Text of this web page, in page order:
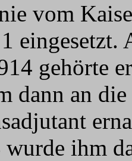
vom
gehörte
dann an
ihm